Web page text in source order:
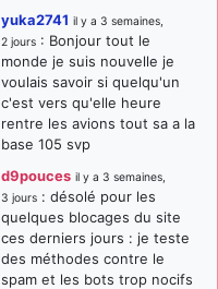
yuka2741 il y a 3 semaines,
2 jours : Bonjour tout le
monde je suis nouvelle je
voulais savoir si quelqu'un
c'est vers qu'elle heure
rentre les avions tout sa a la
base 105 svp
d9pouces il y a 3 semaines,
3 jours : désolé pour les
quelques blocages du site
ces derniers jours : je teste
des méthodes contre le
spam et les bots trop nocifs